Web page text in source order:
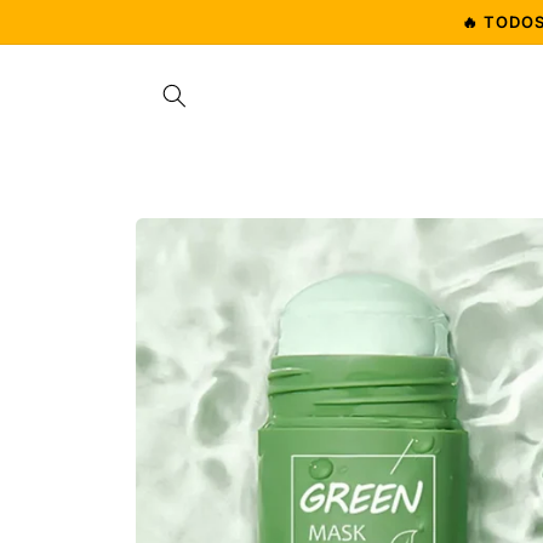
al contenido
🔥
directamente
del producto